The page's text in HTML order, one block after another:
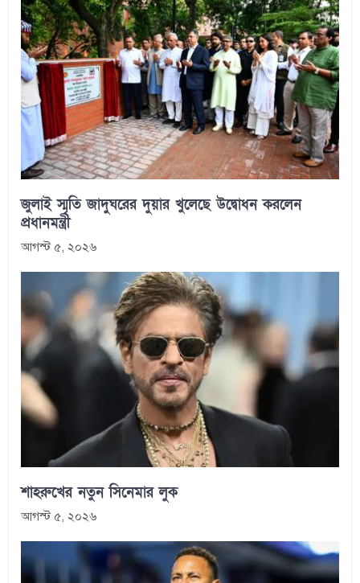
জুলাই স্মৃতি জাদুঘরের দুয়ার খুলেছে উদ্বোধন করলেন
প্রধানমন্ত্রী
আগস্ট ৫, ২০২৬
শাহরুখের নতুন সিনেমার লুক
আগস্ট ৫, ২০২৬